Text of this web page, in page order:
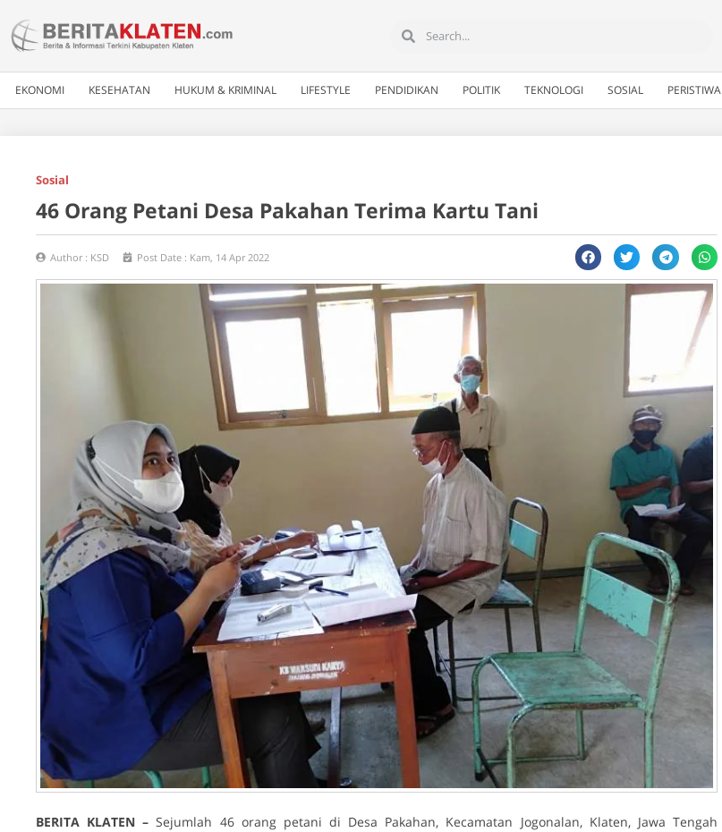
EKONOMI KESEHATAN HUKUM & KRIMINAL LIFESTYLE PENDIDIKAN POLITIK TEKNOLOGI SOSIAL PERISTIWA
Sosial
46 Orang Petani Desa Pakahan Terima Kartu Tani
Author : KSD Post Date : Kam, 14 Apr 2022
BERITA KLATEN –Sejumlah 46 orang petani di Desa Pakahan, Kecamatan Jogonalan, Klaten, Jawa Tengah